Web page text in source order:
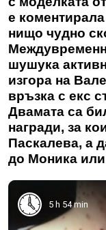
е
нищо чудно
шушука
изгора на
връзка с екс
Двамата са
награди, за
Паскалева, а
до Моника или
5 h 54 min